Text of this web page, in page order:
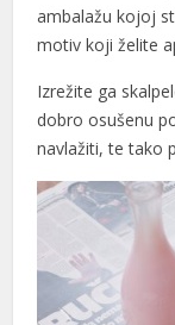
ambalažu kojoj
motiv koji želite
Izrežite ga
dobro osušenu
navlažiti, te tako